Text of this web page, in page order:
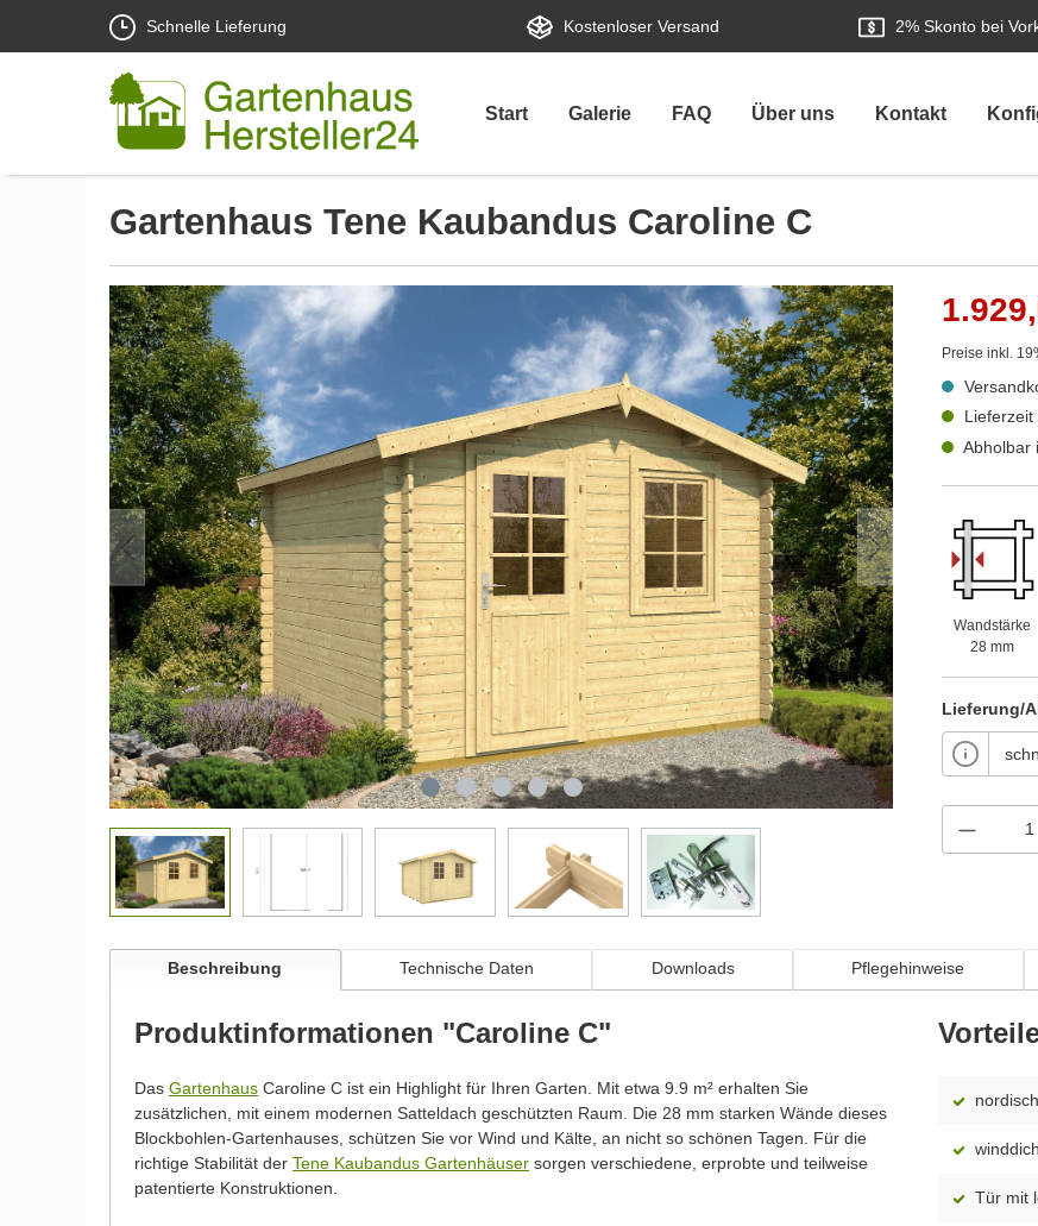
Schnelle Lieferung Kostenloser Versand 2% Skonto bei
Start Galerie FAQ Über uns Kontakt
Gartenhaus Tene Kaubandus Caroline C
Preise inkl.
Lieferzeit
Abholbar
Wandstärke
28 mm
Lieferung/
Beschreibung Technische Daten Downloads Pflegehinweise
Produktinformationen "Caroline C"
Das Gartenhaus Caroline C ist ein Highlight für Ihren Garten. Mit etwa 9.9 m² erhalten Sie
zusätzlichen, mit einem modernen Satteldach geschützten Raum. Die 28 mm starken Wände dieses
Blockbohlen-Gartenhauses, schützen Sie vor Wind und Kälte, an nicht so schönen Tagen. Für die
richtige Stabilität der Tene Kaubandus Gartenhäuser sorgen verschiedene, erprobte und teilweise
patentierte Konstruktionen.
Tür mit